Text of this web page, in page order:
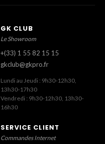
GK CLUB
Le Showroom
+(33) 1 55 82 15 15
gkclub@gkpro.fr
Lundi au Jeudi : 9h30-12h30,
13h30-17h30
Vendredi : 9h30-12h30, 13h30-
16h30
SERVICE CLIENT
Commandes Internet